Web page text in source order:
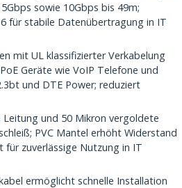
sowie 10Gbps bis 49m;
für stabile Datenübertragung in IT
mit UL klassifizierter Verkabelung
Geräte wie VoIP Telefone und
und DTE Power; reduziert
und 50 Mikron vergoldete
PVC Mantel erhöht Widerstand
für zuverlässige Nutzung in IT
ermöglicht schnelle Installation